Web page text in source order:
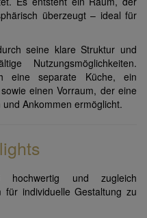
überzeugt – ideal für
seine klare Struktur und
Nutzungsmöglichkeiten.
eine separate Küche, ein
einen Vorraum, der eine
Ankommen ermöglicht.
und zugleich
individuelle Gestaltung zu